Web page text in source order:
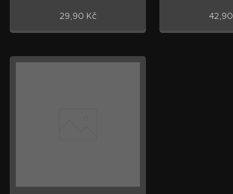
29,90 Kč 42,90